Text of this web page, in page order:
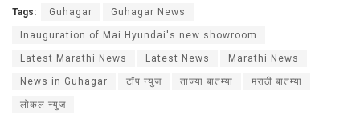
Tags: Guhagar Guhagar News
Inauguration of Mai Hyundai's new showroom
Latest Marathi News Latest News Marathi News
News in Guhagar टॉप न्युज ताज्या बातम्या मराठी बातम्या
लोकल न्युज